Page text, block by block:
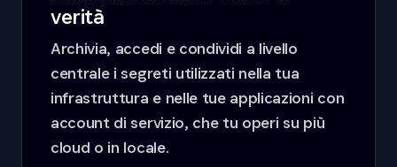
verità
Archivia, accedi e condividi a livello
centrale i segreti utilizzati nella tua
infrastruttura e nelle tue applicazioni con
account di servizio, che tu operi su più
cloud o in locale.